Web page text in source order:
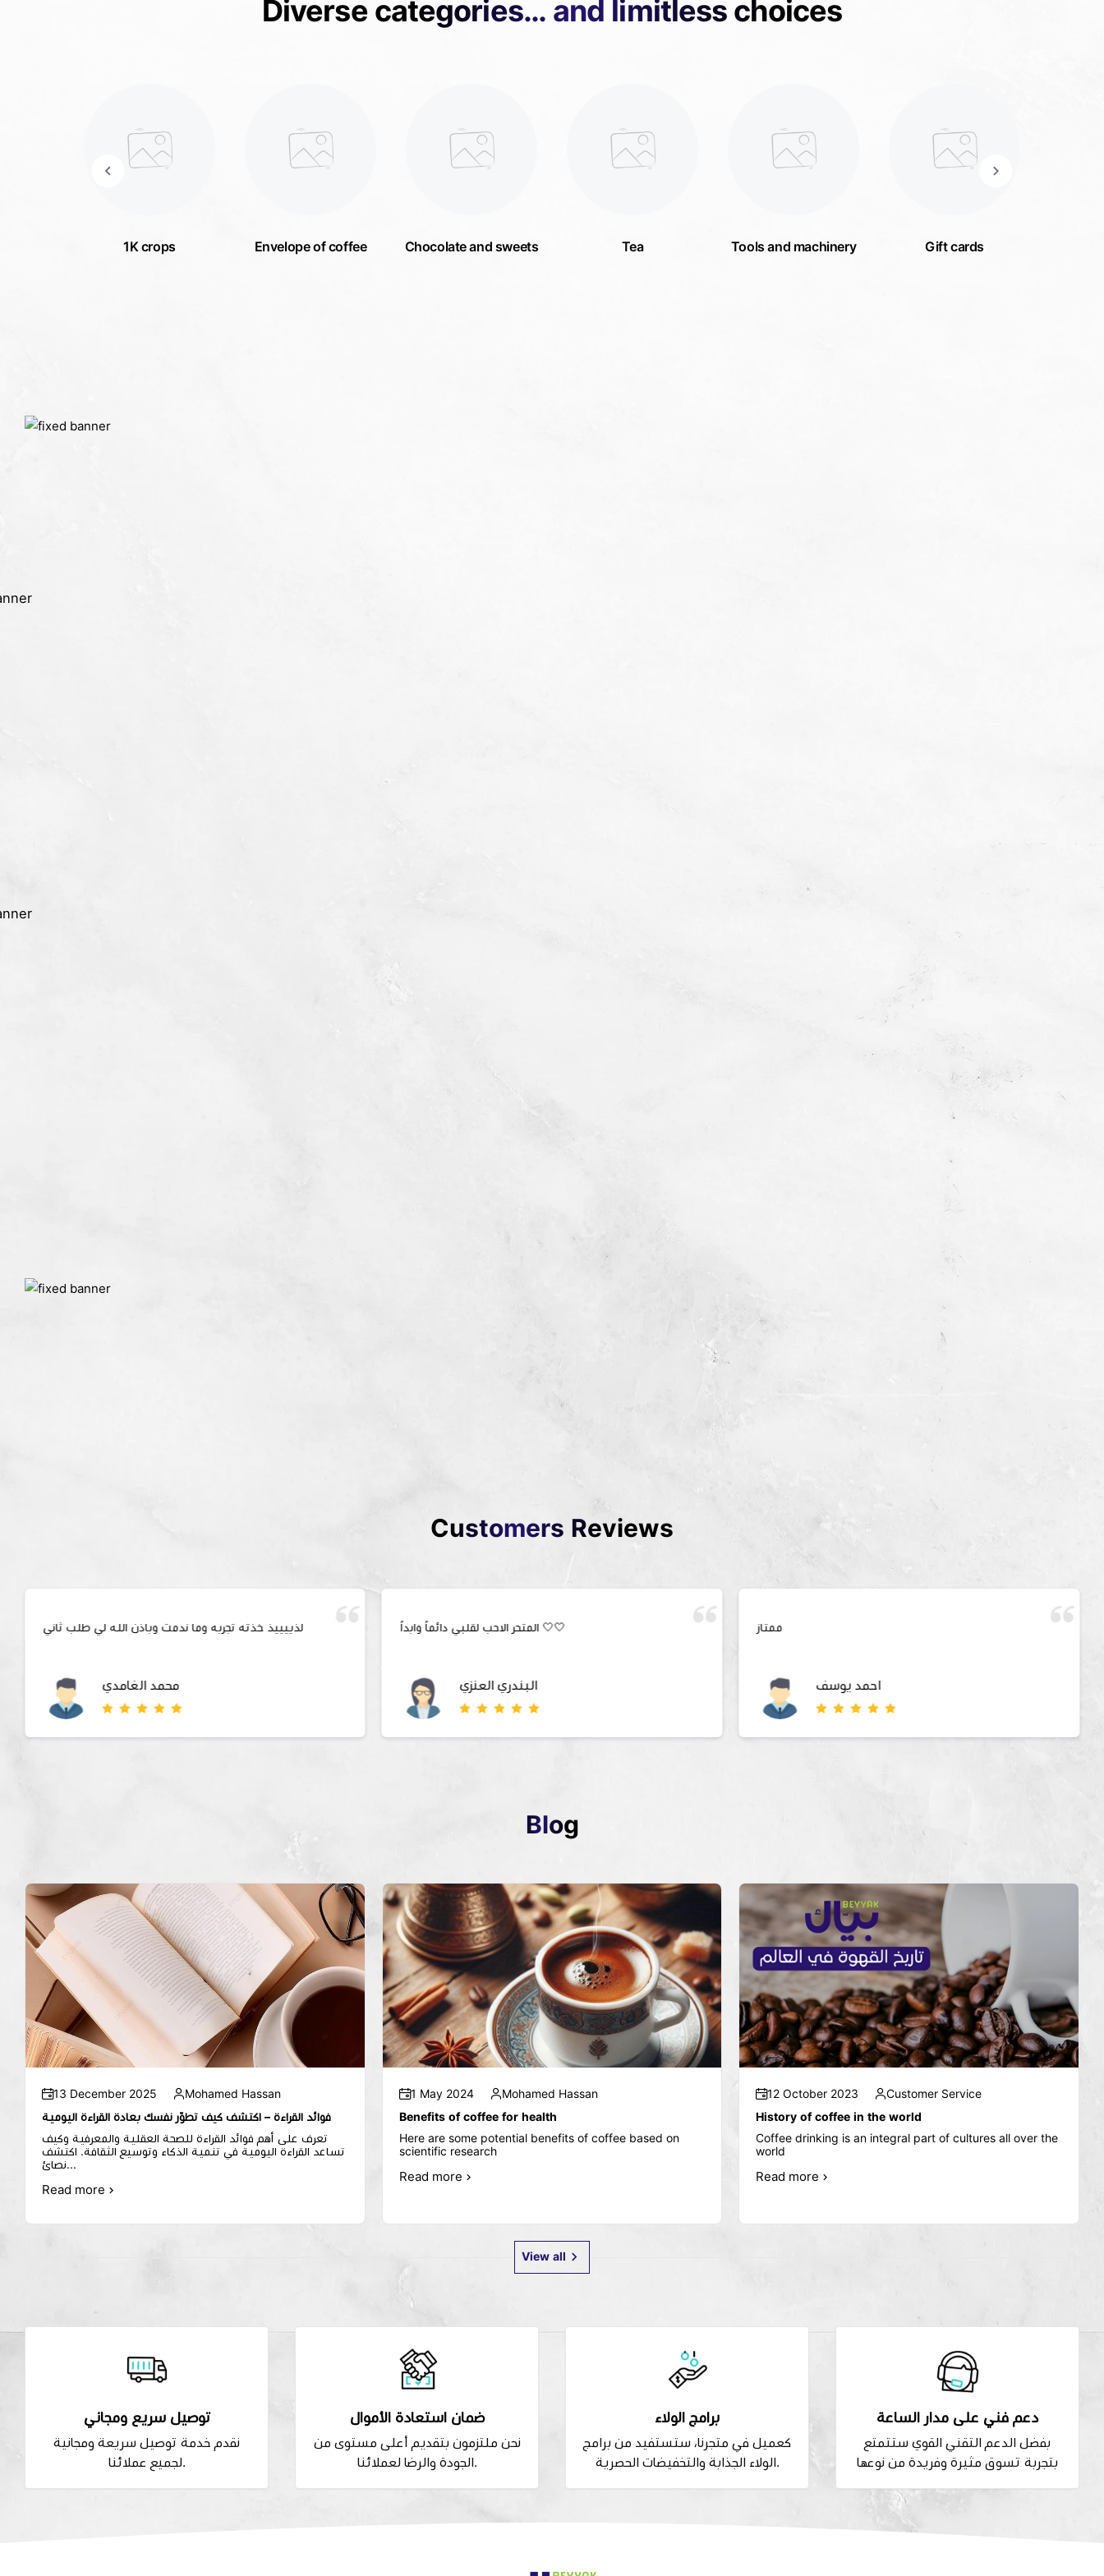
Diverse categories… and limitless choices
1K crops Envelope of coffee Chocolate and sweets Tea Tools and machinery Gift cards
Customers Reviews
لذييييذ خذته تجربه وما ندمت وباذن الله لي طلب ثاني
محمد الغامدي
المتحر الاحب لقلبي دائماً وابداً 🤍🤍
البندري العنزي
ممتاز
احمد يوسف
Blog
13 December 2025
Mohamed Hassan
فوائد القراءة – اكتشف كيف تطوّر نفسك بعادة القراءة اليومية
تعرف على أهم فوائد القراءة للصحة العقلية والمعرفية وكيف
تساعد القراءة اليومية في تنمية الذكاء وتوسيع الثقافة. اكتشف
نصائ...
Read more
1 May 2024
Mohamed Hassan
Benefits of coffee for health
Here are some potential benefits of coffee based on
scientific research
Read more
12 October 2023
Customer Service
History of coffee in the world
Coffee drinking is an integral part of cultures all over the
world
Read more
View all
توصيل سريع ومجاني
نقدم خدمة توصيل سريعة ومجانية
ضمان استعادة الأموال
نحن ملتزمون بتقديم أعلى مستوى من
برامج الولاء
كعميل في متجرنا، ستستفيد من برامج
دعم فني على مدار الساعة
بفضل الدعم التقني القوي ستتمتع
بتجربة تسوق مثيرة وفريدة من نوعها